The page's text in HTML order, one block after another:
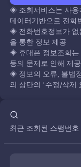
◈ 조회서비스는 사
데이터기반으로 전화
◈ 전화번호정보가
을 통한 정보 제공
◈ 휴대폰 정보조회
등의 문제로 인해 제
◈ 정보의 오류, 불법
의 상단의 '수정/삭제
최근 조회된 스팸번호